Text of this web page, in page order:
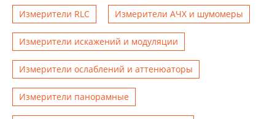
Измерители RLC Измерители АЧХ и шумомеры
Измерители искажений и модуляции
Измерители ослаблений и аттенюаторы
Измерители панорамные